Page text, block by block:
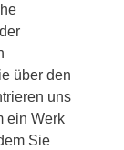
über den
uns
ein Werk
Sie